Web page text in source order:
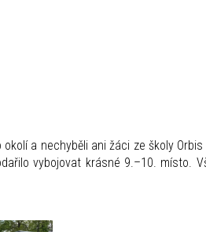
a nechyběli ani žáci ze školy
vybojovat krásné 9.–10. místo.